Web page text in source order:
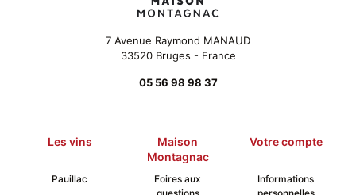
7 Avenue Raymond MANAUD
33520 Bruges - France
05 56 98 98 37
Les vins
Maison
Montagnac
Votre compte
Pauillac
Foires aux
Informations